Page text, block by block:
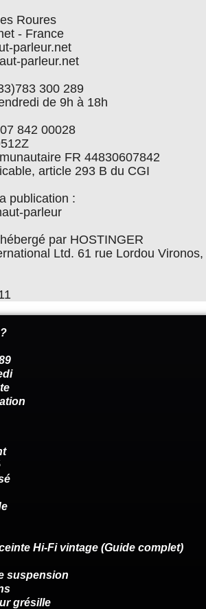
Roures
- France
parleur.net
parleur.net
300 289
de 9h à 18h
842 00028
FR 44830607842
article 293 B du CGI
publication :
parleur
par HOSTINGER
Ltd. 61 rue Lordou Vironos,
Hi-Fi vintage (Guide complet)
suspension
grésille